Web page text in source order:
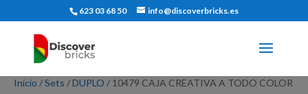
623 03 68 50 info@discoverbricks.es
Inicio /Sets /DUPLO / 10479 CAJA CREATIVA A TODO COLOR